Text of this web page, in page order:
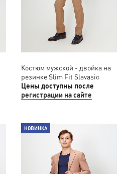
Костюм мужской - двойка на
резинке Slim Fit Slavasio
52/087
Цены доступны после
регистрации на сайте
НОВИНКА